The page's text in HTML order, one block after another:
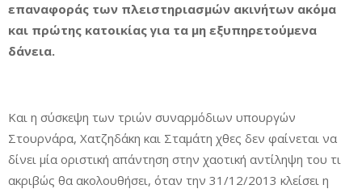
επαναφοράς των πλειστηριασμών ακινήτων ακόμα
και πρώτης κατοικίας για τα μη εξυπηρετούμενα
δάνεια.
Και η σύσκεψη των τριών συναρμόδιων υπουργών
Στουρνάρα, Χατζηδάκη και Σταμάτη χθες δεν φαίνεται να
δίνει μία οριστική απάντηση στην χαοτική αντίληψη του τι
ακριβώς θα ακολουθήσει, όταν την 31/12/2013 κλείσει η